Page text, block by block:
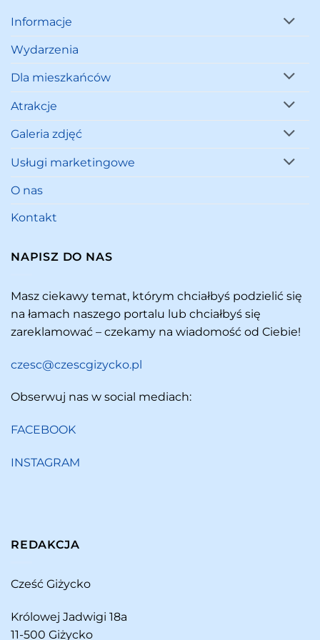
Informacje
Wydarzenia
Dla mieszkańców
Atrakcje
Galeria zdjęć
Usługi marketingowe
O nas
Kontakt
NAPISZ DO NAS
Masz ciekawy temat, którym chciałbyś podzielić się
na łamach naszego portalu lub chciałbyś się
zareklamować – czekamy na wiadomość od Ciebie!
czesc@czescgizycko.pl
Obserwuj nas w social mediach:
FACEBOOK
INSTAGRAM
REDAKCJA
Cześć Giżycko
Królowej Jadwigi 18a
11-500 Giżycko